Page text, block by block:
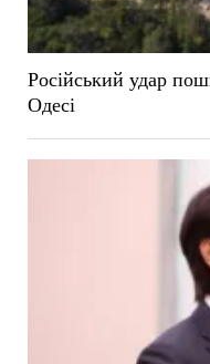
Російський удар
Одесі